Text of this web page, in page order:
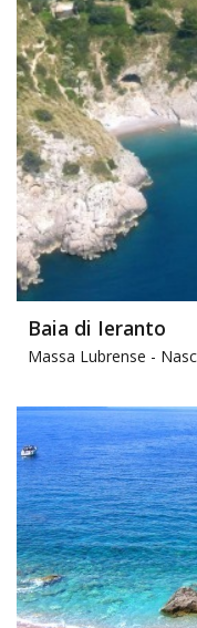
Baia di Ieranto
Massa Lubrense -